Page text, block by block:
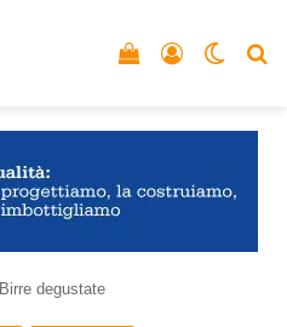
Accedi
Vedi il carrello
Birre degustate